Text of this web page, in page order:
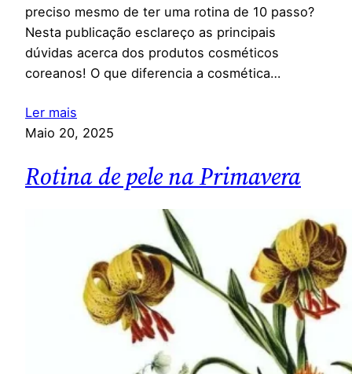
preciso mesmo de ter uma rotina de 10 passo?
Nesta publicação esclareço as principais
dúvidas acerca dos produtos cosméticos
coreanos! O que diferencia a cosmética…
Ler mais
Maio 20, 2025
Rotina de pele na Primavera